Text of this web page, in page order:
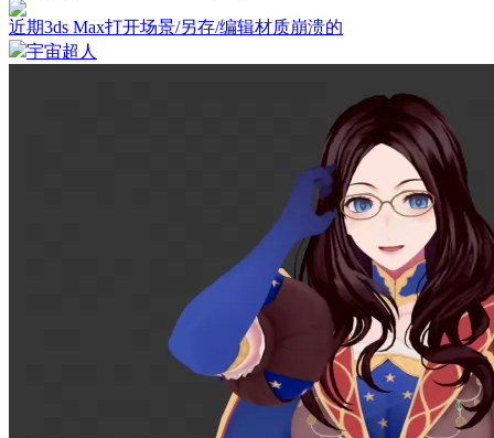
近期3ds Max打开场景/另存/编辑材质崩溃的
宇宙超人